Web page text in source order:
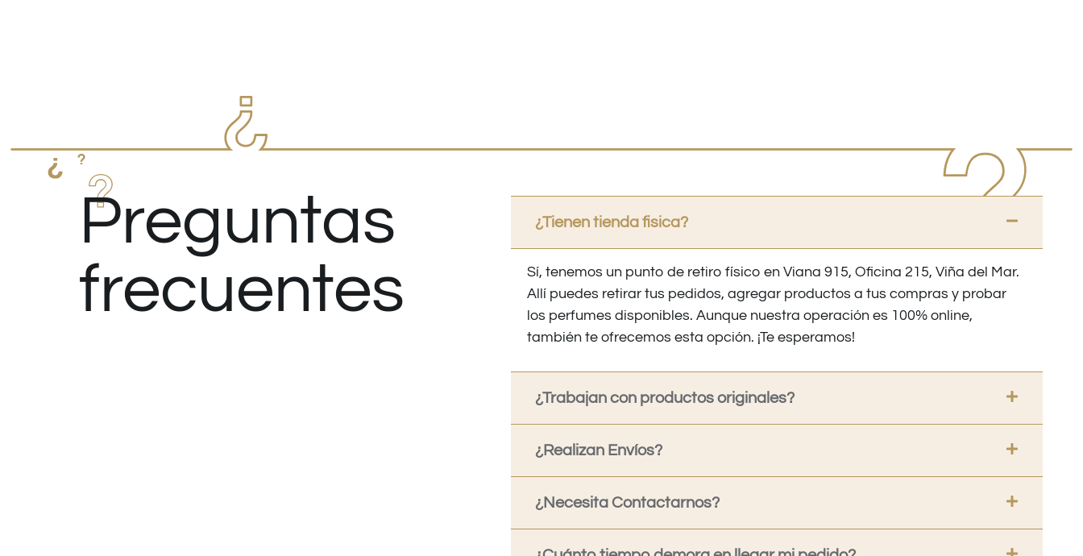
Preguntas
frecuentes
¿Tienen tienda fisica?
Sí, tenemos un punto de retiro físico en Viana 915, Oficina 215, Viña del Mar.
Allí puedes retirar tus pedidos, agregar productos a tus compras y probar
los perfumes disponibles. Aunque nuestra operación es 100% online,
también te ofrecemos esta opción. ¡Te esperamos!
¿Trabajan con productos originales?
¿Realizan Envíos?
¿Necesita Contactarnos?